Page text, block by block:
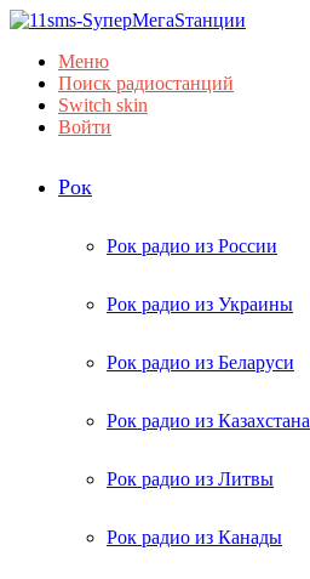
Меню
Поиск радиостанций
Switch skin
Войти
Рок
Рок радио из России
Рок радио из Украины
Рок радио из Беларуси
Рок радио из Казахстана
Рок радио из Литвы
Рок радио из Канады